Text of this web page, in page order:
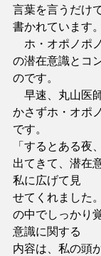
言葉を言うだけ
書かれています。
ホ・オポノポ
の潜在意識とコ
のです。
早速、丸山医
かさずホ・オポ
です。
「するとある夜
出てきて、潜在
私に広げて見
せてくれました
の中でしっかり
意識に関する
内容は、私の頭